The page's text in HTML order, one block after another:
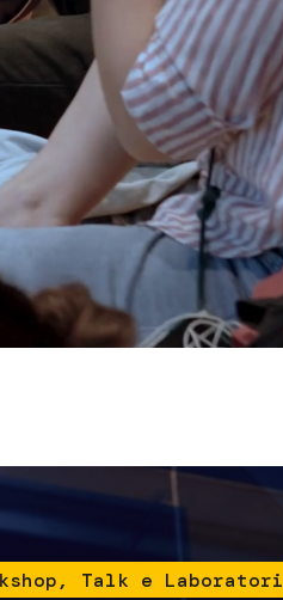
e accessibilitàBiglietti
Immagine
Talk e Laboratori